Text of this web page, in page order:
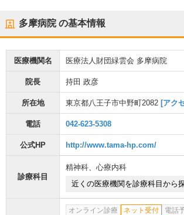
多摩病院の基本情報
医療機関名 医療法人財団緑雲会 多摩病院
院長 持田 政彦
所在地 東京都八王子市中野町2082 [アク
電話 042-623-5308
公式HP http://www.tama-hp.com/
診療科目
精神科、 心療内科
近くの医療機関を診療科目から
オンライン診療 ネット受付 電話